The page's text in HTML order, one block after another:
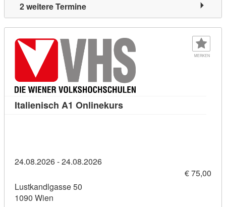
2 weitere Termine
MERKEN
Italienisch A1 OnlinekursKursdetail: Italienisch A1
24.08.2026 - 24.08.2026
€ 75,00
Lustkandlgasse 50
1090 Wien